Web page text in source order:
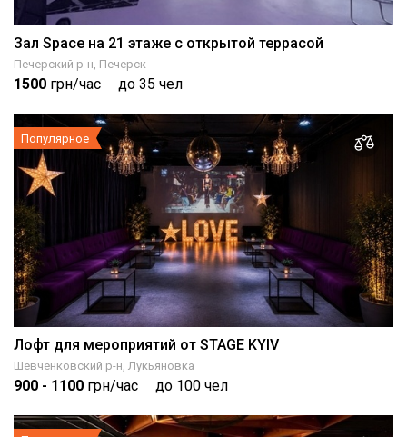
Зал Space на 21 этаже с открытой террасой
Печерский р-н, Печерск
1500 грн/час до 35 чел
Популярное
Лофт для мероприятий от STAGE KYIV
Шевченковский р-н, Лукьяновка
900 - 1100 грн/час до 100 чел